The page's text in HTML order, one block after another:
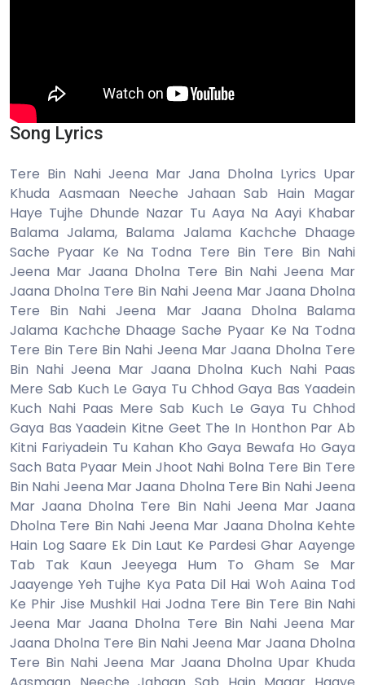
Song Lyrics
Tere Bin Nahi Jeena Mar Jana Dholna Lyrics Upar
Khuda Aasmaan Neeche Jahaan Sab Hain Magar
Haye Tujhe Dhunde Nazar Tu Aaya Na Aayi Khabar
Balama Jalama, Balama Jalama Kachche Dhaage
Sache Pyaar Ke Na Todna Tere Bin Tere Bin Nahi
Jeena Mar Jaana Dholna Tere Bin Nahi Jeena Mar
Jaana Dholna Tere Bin Nahi Jeena Mar Jaana Dholna
Tere Bin Nahi Jeena Mar Jaana Dholna Balama
Jalama Kachche Dhaage Sache Pyaar Ke Na Todna
Tere Bin Tere Bin Nahi Jeena Mar Jaana Dholna Tere
Bin Nahi Jeena Mar Jaana Dholna Kuch Nahi Paas
Mere Sab Kuch Le Gaya Tu Chhod Gaya Bas Yaadein
Kuch Nahi Paas Mere Sab Kuch Le Gaya Tu Chhod
Gaya Bas Yaadein Kitne Geet The In Honthon Par Ab
Kitni Fariyadein Tu Kahan Kho Gaya Bewafa Ho Gaya
Sach Bata Pyaar Mein Jhoot Nahi Bolna Tere Bin Tere
Bin Nahi Jeena Mar Jaana Dholna Tere Bin Nahi Jeena
Mar Jaana Dholna Tere Bin Nahi Jeena Mar Jaana
Dholna Tere Bin Nahi Jeena Mar Jaana Dholna Kehte
Hain Log Saare Ek Din Laut Ke Pardesi Ghar Aayenge
Tab Tak Kaun Jeeyega Hum To Gham Se Mar
Jaayenge Yeh Tujhe Kya Pata Dil Hai Woh Aaina Tod
Ke Phir Jise Mushkil Hai Jodna Tere Bin Tere Bin Nahi
Jeena Mar Jaana Dholna Tere Bin Nahi Jeena Mar
Jaana Dholna Tere Bin Nahi Jeena Mar Jaana Dholna
Tere Bin Nahi Jeena Mar Jaana Dholna Upar Khuda